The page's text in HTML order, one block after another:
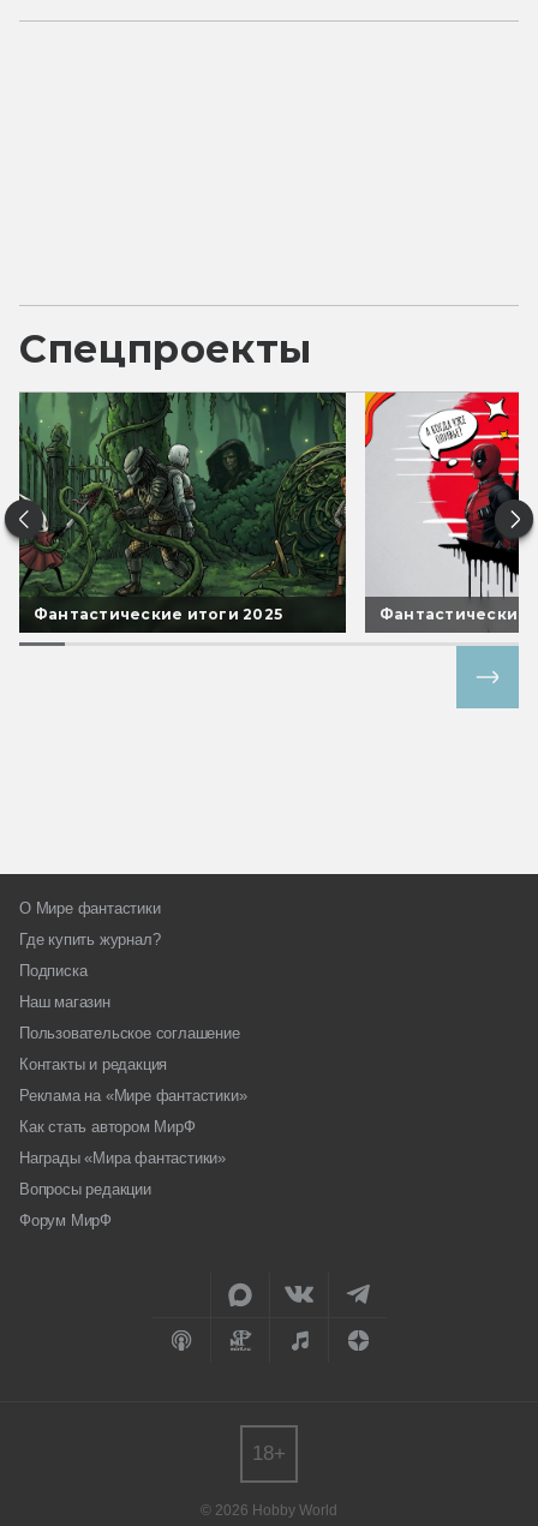
Спецпроекты
Фантастические итоги 2025 Фантастические
О Мире фантастики
Где купить журнал?
Подписка
Наш магазин
Пользовательское соглашение
Контакты и редакция
Реклама на «Мире фантастики»
Как стать автором МирФ
Награды «Мира фантастики»
Вопросы редакции
Форум МирФ
© 2026 Hobby World
18+